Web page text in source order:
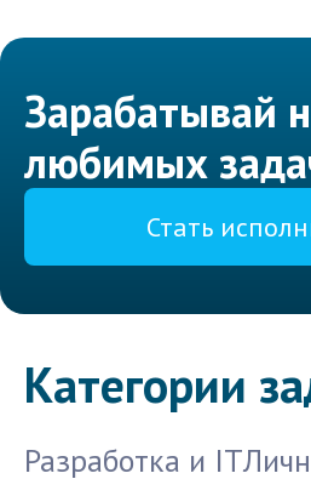
Зарабатывай
любимых
Стать
Категории
Разработка и IT